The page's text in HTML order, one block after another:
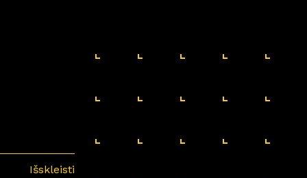
Išskleisti